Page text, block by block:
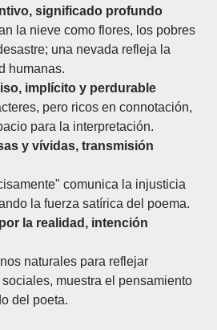
significado profundo
la nieve como flores, los pobres
una nevada refleja la
humanas.
implícito y perdurable
pero ricos en connotación,
para la interpretación.
y vívidas, transmisión
comunica la injusticia
la fuerza satírica del poema.
la realidad, intención
naturales para reflejar
muestra el pensamiento
del poeta.